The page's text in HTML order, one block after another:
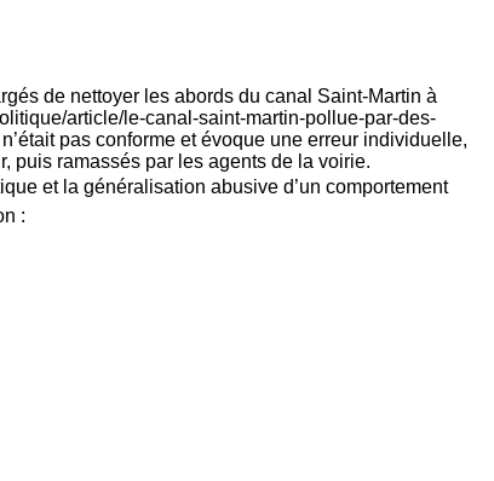
de nettoyer les abords du canal Saint-Martin à
article/le-canal-saint-martin-pollue-par-des-
pas conforme et évoque une erreur individuelle,
puis ramassés par les agents de la voirie.
et la généralisation abusive d’un comportement
: